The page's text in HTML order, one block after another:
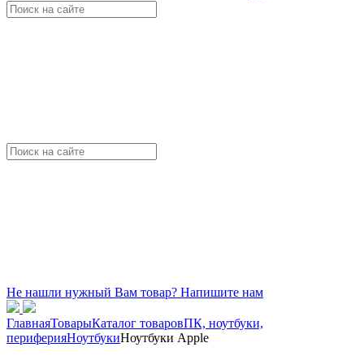
Не нашли нужный Вам товар? Напишите нам
ГлавнаяТоварыКаталог товаровПК, ноутбуки,
периферияНоутбукиНоутбуки Apple